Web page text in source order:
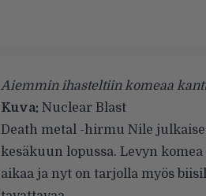
Aiemmin ihasteltiin komeaa
Kuva: Nuclear Blast
Death metal -hirmu Nile
kesäkuun lopussa. Levyn
aikaa ja nyt on tarjolla myös